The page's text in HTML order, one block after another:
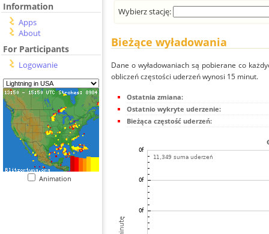
Information
Apps
About
For Participants
Logowanie
Animation
Wybierz stację:
Bieżące wyładowania
Dane o wyładowaniach są pobierane co
obliczeń częstości uderzeń wynosi 15 minut.
Ostatnia zmiana:
Ostatnio wykryte uderzenie:
Bieżąca częstość uderzeń: